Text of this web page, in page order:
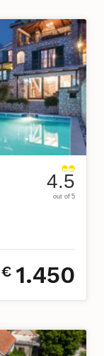
4.5
out of 5
€ 1.450